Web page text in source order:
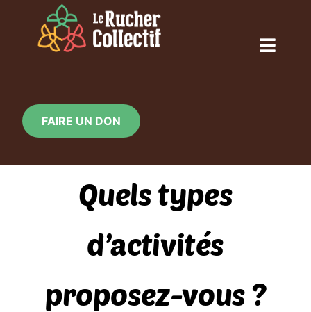
content
Toggle
ACCUEIL
NOS ACTIONS
CALENDRIER
LE RUCHER EN IMAGE
FAIRE UN DON
Quels types
d’activités
proposez-vous ?